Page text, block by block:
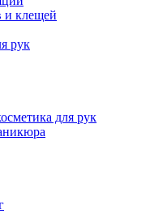
и клещей
рук
для рук